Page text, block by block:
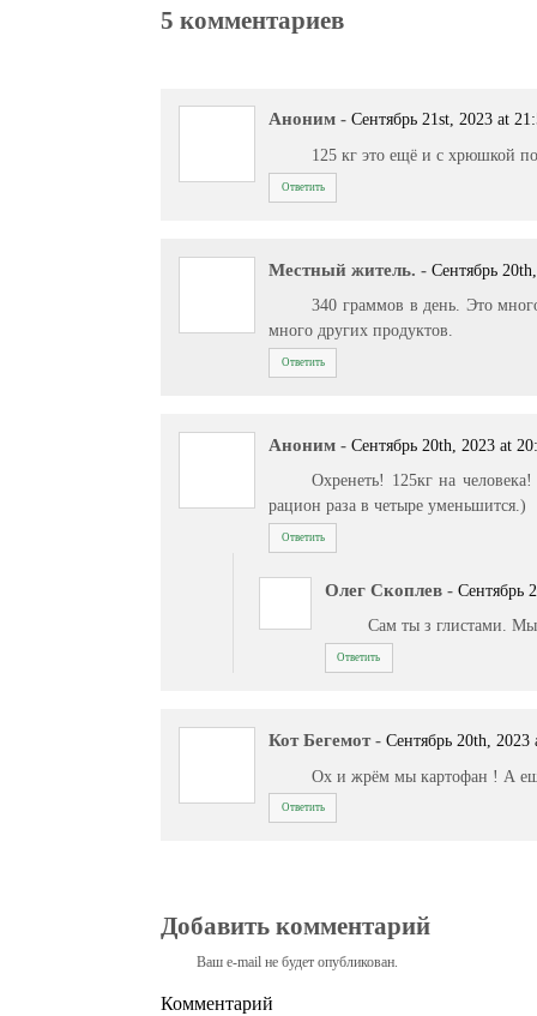
5 комментариев
Аноним - Сентябрь 21st, 2023 at
125 кг это ещё и с хрюшкой
Ответить
Местный житель. - Сентябрь
340 граммов в день. Это
много других продуктов.
Ответить
Аноним - Сентябрь 20th, 2023 at
Охренеть! 125кг на
рацион раза в четыре уменьшится.)
Ответить
Олег Скоплев - Сентябрь
Сам ты з глистами.
Ответить
Кот Бегемот - Сентябрь 20th, 2023
Ох и жрём мы картофан ! А
Ответить
Добавить комментарий
Ваш e-mail не будет опубликован.
Комментарий